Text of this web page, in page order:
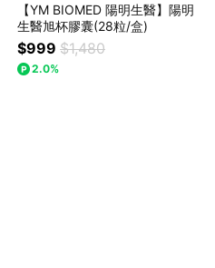
【YM BIOMED 陽明生醫】陽明
生醫旭杯膠囊(28粒/盒)
$999 $1,480
2.0%